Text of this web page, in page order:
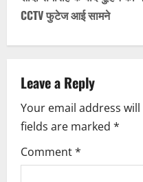
n
a
v
i
g
a
CCTV फुटेज आई सामने
Leave a Reply
Your email address
fields are marked *
Comment*